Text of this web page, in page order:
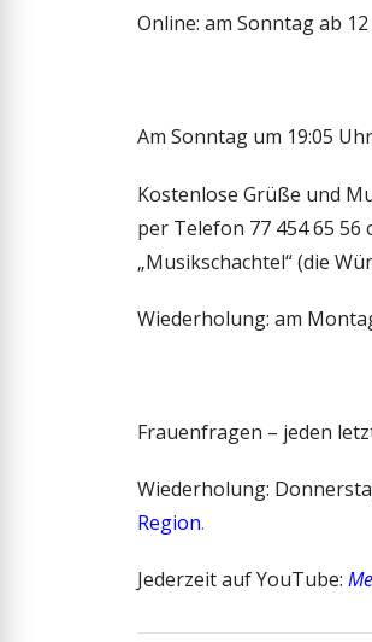
Online: am Sonntag ab
Am Sonntag um 19:05
Kostenlose Grüße und
per Telefon 77 454 65
„Musikschachtel“ (die
Wiederholung: am
Frauenfragen – jeden
Wiederholung:
Region.
Jederzeit auf YouTube: